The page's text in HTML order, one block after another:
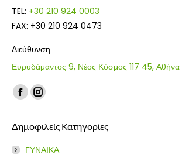
TEL: +30 210 924 0003
FAX: +30 210 924 0473
Διεύθυνση
Ευρυδάμαντος 9, Νέος Κόσμος 117 45, Αθήνα
Find us on:
Facebook
opens
in
Instagram
opens
in
Δημοφιλείς Κατηγορίες
ΓΥΝΑΙΚΑ